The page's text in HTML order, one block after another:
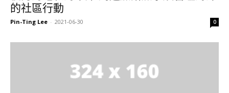
的社區行動
Pin-Ting Lee - 2021-06-30 0